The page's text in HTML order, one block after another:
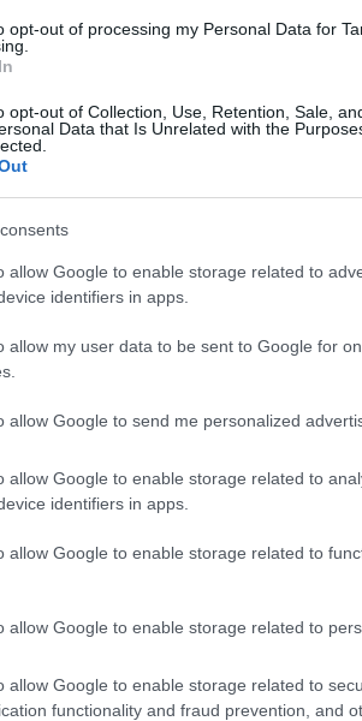
opt-out of processing my Personal Data for
opt-out of Collection, Use, Retention, Sale,
Data that Is Unrelated with the
allow Google to enable storage related to
identifiers in apps.
allow my user data to be sent to Google for
allow Google to send me personalized
allow Google to enable storage related to
identifiers in apps.
allow Google to enable storage related to
allow Google to enable storage related to
allow Google to enable storage related to
functionality and fraud prevention, and
un gruppo composto da
ha raggiunto l’area esibendo
attriti con altri partecipanti alla
alle informazioni fornite dalla
dell’estrema sinistra avrebbero
verso operatori in abiti civili.
sono riuscite a ristabilire la
situazione è tornata sotto
mentre le celebrazioni sono